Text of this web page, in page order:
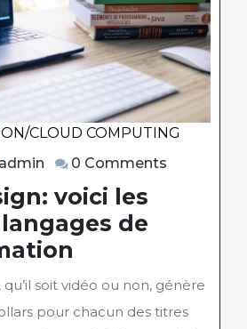
CLOUD COMPUTING
admin admin
0 Comments
voici les
de
qu’il soit vidéo ou non, génère
pour chacun des titres